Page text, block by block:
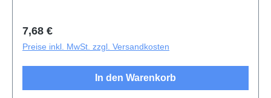
Regulärer Preis:
7,68 €
Preise inkl. MwSt. zzgl. Versandkosten
In den Warenkorb